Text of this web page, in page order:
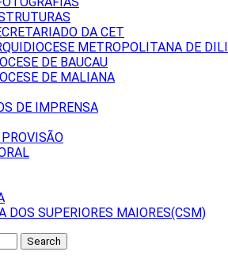
DA CET
METROPOLITANA DE DILI
DE BAUCAU
DE MALIANA
DE IMPRENSA
DOS SUPERIORES MAIORES(CSM)